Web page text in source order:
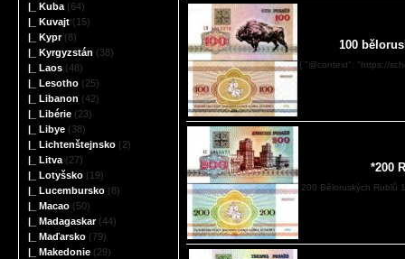
|_ Kuba (64)
|_ Kuvajt (15)
|_ Kypr(8)
|_ Kyrgyzstán (38)
|_ Laos (48)
|_ Lesotho (25)
|_ Libanon (42)
|_ Libérie (23)
|_ Libye (38)
|_ Lichtenštejnsko (2)
|_ Litva (27)
|_ Lotyšsko (19)
|_ Lucembursko (8)
|_ Macao (50)
|_ Madagaskar(44)
|_ Maďarsko (79)
|_ Makedonie (29)
100
{ "@context": "https://
*200
200 Běloruských Rublů